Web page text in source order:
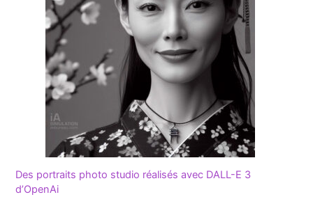
Des portraits photo studio réalisés avec DALL-E 3
d’OpenAi